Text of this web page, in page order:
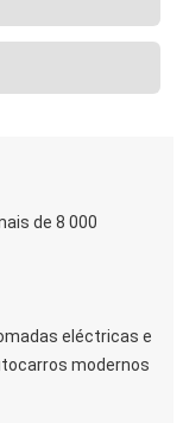
de 8 000
eléctricas e
modernos